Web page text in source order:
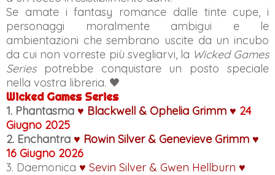
Se amate i fantasy romance dalle tinte cupe, i
personaggi moralmente ambigui e le
ambientazioni che sembrano uscite da un incubo
da cui non vorreste più svegliarvi, la Wicked Games
Seriespotrebbe conquistare un posto speciale
nella vostra libreria. 🖤
Wicked Games Series
1. Phantasma ♥ Blackwell & Ophelia Grimm ♥ 24
Giugno 2025
2. Enchantra ♥ Rowin Silver & Genevieve Grimm ♥
16 Giugno 2026
3. Daemonica ♥ Sevin Silver & Gwen Hellburn ♥